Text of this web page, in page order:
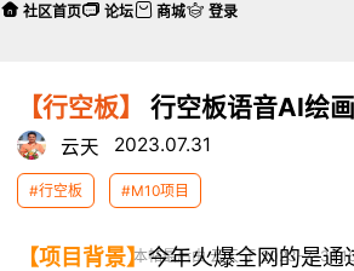
【行空板】 行空板语音AI绘画
云天 2023.07.31
#行空板 #M10项目
本帖最后由 云天 于 2023-7-31
【项目背景】今年火爆全网的是通
社区首页 论坛 商城 登录